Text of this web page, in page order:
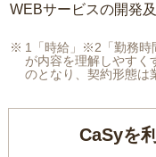
WEBサービスの開発
1「時給」※2「勤務時
が内容を理解しやすく
のとなり、契約形態は
CaSyを